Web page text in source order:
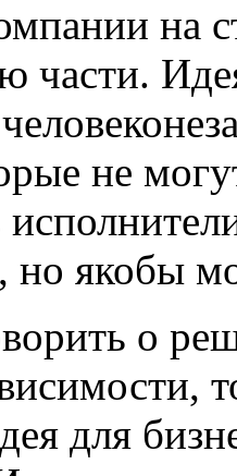
на
части.
не
якобы
о
для